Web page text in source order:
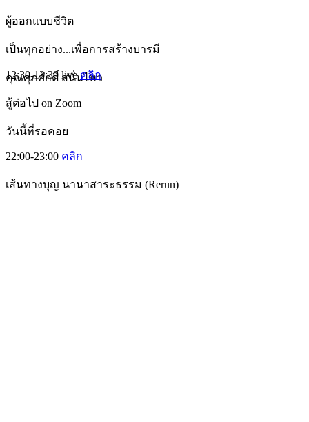
ผู้ออกแบบชีวิต
เป็นทุกอย่าง...เพื่อการสร้างบารมี
คุณศุภศักดิ์ สนั่นไหว
12:30-13:30live คลิก
สู้ต่อไป on Zoom
วันนี้ที่รอคอย
22:00-23:00 คลิก
เส้นทางบุญ นานาสาระธรรม (Rerun)